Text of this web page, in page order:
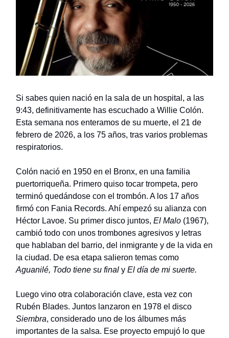
Si sabes quien nació en la sala de un hospital, a las
9:43, definitivamente has escuchado a Willie Colón.
Esta semana nos enteramos de su muerte, el 21 de
febrero de 2026, a los 75 años, tras varios problemas
respiratorios.
Colón nació en 1950 en el Bronx, en una familia
puertorriqueña. Primero quiso tocar trompeta, pero
terminó quedándose con el trombón. A los 17 años
firmó con Fania Records. Ahí empezó su alianza con
Héctor Lavoe. Su primer disco juntos, El Malo (1967),
cambió todo con unos trombones agresivos y letras
que hablaban del barrio, del inmigrante y de la vida en
la ciudad. De esa etapa salieron temas como
Aguanilé, Todo tiene su final y El día de mi suerte.
Luego vino otra colaboración clave, esta vez con
Rubén Blades. Juntos lanzaron en 1978 el disco
Siembra, considerado uno de los álbumes más
importantes de la salsa. Ese proyecto empujó lo que